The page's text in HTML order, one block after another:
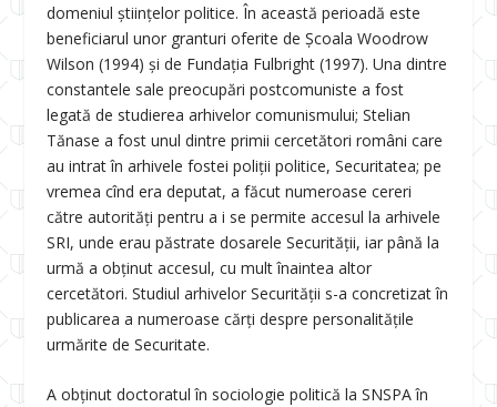
domeniul științelor politice. În această perioadă este
beneficiarul unor granturi oferite de Școala Woodrow
Wilson (1994) și de Fundația Fulbright (1997). Una dintre
constantele sale preocupări postcomuniste a fost
legată de studierea arhivelor comunismului; Stelian
Tănase a fost unul dintre primii cercetători români care
au intrat în arhivele fostei poliții politice, Securitatea; pe
vremea cînd era deputat, a făcut numeroase cereri
către autorități pentru a i se permite accesul la arhivele
SRI, unde erau păstrate dosarele Securității, iar până la
urmă a obținut accesul, cu mult înaintea altor
cercetători. Studiul arhivelor Securității s-a concretizat în
publicarea a numeroase cărți despre personalitățile
urmărite de Securitate.
A obținut doctoratul în sociologie politică la SNSPA în